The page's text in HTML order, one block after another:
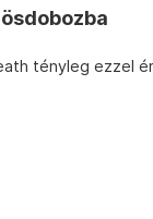
tényleg ezzel